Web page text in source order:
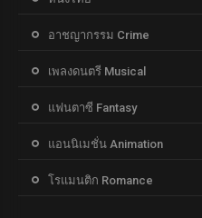
อาชญากรรม Crime
เพลงดนตรี Musical
แฟนตาซี Fantasy
แอนนิเมชั่น Animation
โรแมนติก Romance